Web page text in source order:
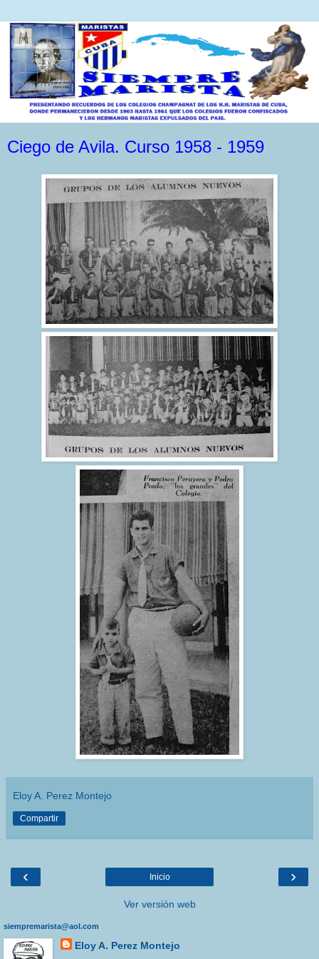
Ciego de Avila. Curso 1958 - 1959
Eloy A. Perez Montejo
Compartir
‹ ›
Inicio
Ver versión web
siempremarista@aol.com
Eloy A. Perez Montejo